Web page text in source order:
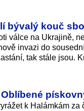
bývalý kouč
válce na Ukrajině,
invazi do
tak stále jsou.
k Halámkám za